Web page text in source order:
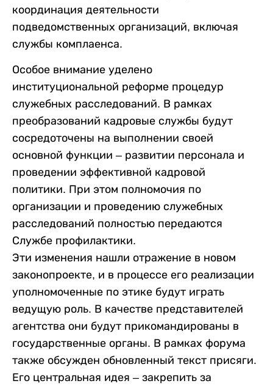
координация деятельности
подведомственных организаций, включая
службы комплаенса.
Особое внимание уделено
институциональной реформе процедур
служебных расследований. В рамках
преобразований кадровые службы будут
сосредоточены на выполнении своей
основной функции – развитии персонала и
проведении эффективной кадровой
политики. При этом полномочия по
организации и проведению служебных
расследований полностью передаются
Службе профилактики.
Эти изменения нашли отражение в новом
законопроекте, и в процессе его реализации
уполномоченные по этике будут играть
ведущую роль. В качестве представителей
агентства они будут прикомандированы в
государственные органы. В рамках форума
также обсужден обновленный текст присяги.
Его центральная идея – закрепить за